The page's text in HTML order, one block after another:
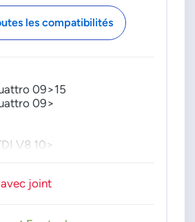
les compatibilités
09>15
09>
V8 10>
joint